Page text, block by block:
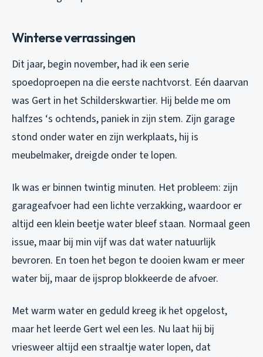
Winterse verrassingen
Dit jaar, begin november, had ik een serie
spoedoproepen na die eerste nachtvorst. Eén daarvan
was Gert in het Schilderskwartier. Hij belde me om
halfzes ‘s ochtends, paniek in zijn stem. Zijn garage
stond onder water en zijn werkplaats, hij is
meubelmaker, dreigde onder te lopen.
Ik was er binnen twintig minuten. Het probleem: zijn
garageafvoer had een lichte verzakking, waardoor er
altijd een klein beetje water bleef staan. Normaal geen
issue, maar bij min vijf was dat water natuurlijk
bevroren. En toen het begon te dooien kwam er meer
water bij, maar de ijsprop blokkeerde de afvoer.
Met warm water en geduld kreeg ik het opgelost,
maar het leerde Gert wel een les. Nu laat hij bij
vriesweer altijd een straaltje water lopen, dat